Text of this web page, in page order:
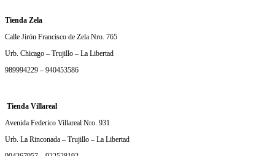
Tienda Zela
Calle Jirón Francisco de Zela Nro. 765
Urb. Chicago – Trujillo – La Libertad
989994229 – 940453586
Tienda Villareal
Avenida Federico Villareal Nro. 931
Urb. La Rinconada – Trujillo – La Libertad